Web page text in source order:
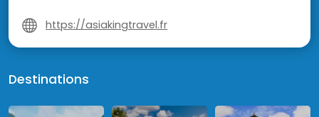
https://asiakingtravel.fr
Destinations